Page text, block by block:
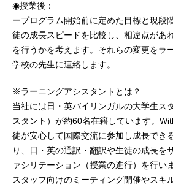
◉授業後：
ープログラム開始前に定めた目標と現段
徒の成長スピードを比較し、相違点があ
を行うかを考えます。それらの変更をラ
学校の先生に連絡します。
※ラーニングアシスタントとは？
当社には日・英バイリンガルの大学生ス
スタント）が約60名在籍しています。
徒が安心して国際交流に参加し成長でき
り、日・英の通訳・翻訳や生徒の成長を
ァシリテーション（授業の進行）を行い
スタッフ向けのミーティング開催やスキ